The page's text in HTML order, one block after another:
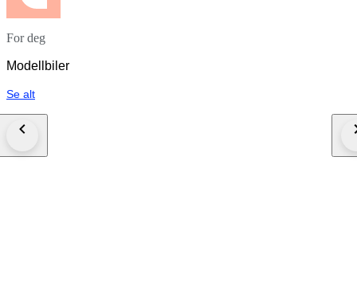
For deg
Modellbiler
Se alt